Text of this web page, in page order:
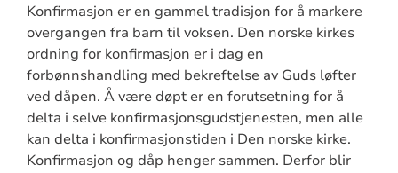
Konfirmasjon er en gammel tradisjon for å markere
overgangen fra barn til voksen. Den norske kirkes
ordning for konfirmasjon er i dag en
forbønnshandling med bekreftelse av Guds løfter
ved dåpen. Å være døpt er en forutsetning for å
delta i selve konfirmasjonsgudstjenesten, men alle
kan delta i konfirmasjonstiden i Den norske kirke.
Konfirmasjon og dåp henger sammen. Derfor blir